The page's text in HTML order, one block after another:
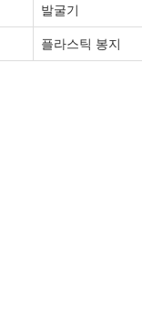
발굴기
플라스틱 봉지